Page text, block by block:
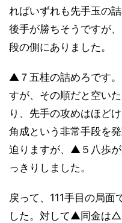
ればいずれも先手玉の
後手が勝ちそうですが
段の側にありました。
▲７五桂の詰めろです
すが、その順だと空い
り、先手の攻めはほど
角成という非常手段を
迫りますが、▲５八歩
っきりしました。
戻って、111手目の局
した。対して▲同金は△